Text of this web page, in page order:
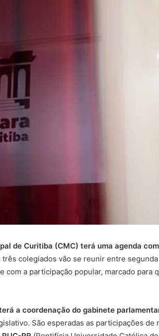
de Curitiba (CMC) terá uma agenda
três colegiados vão se reunir entre
com a participação popular, marcado
a coordenação do gabinete
São esperadas as participações de